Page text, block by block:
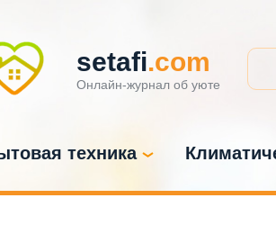
setafi.com
Онлайн-журнал об уюте
техника